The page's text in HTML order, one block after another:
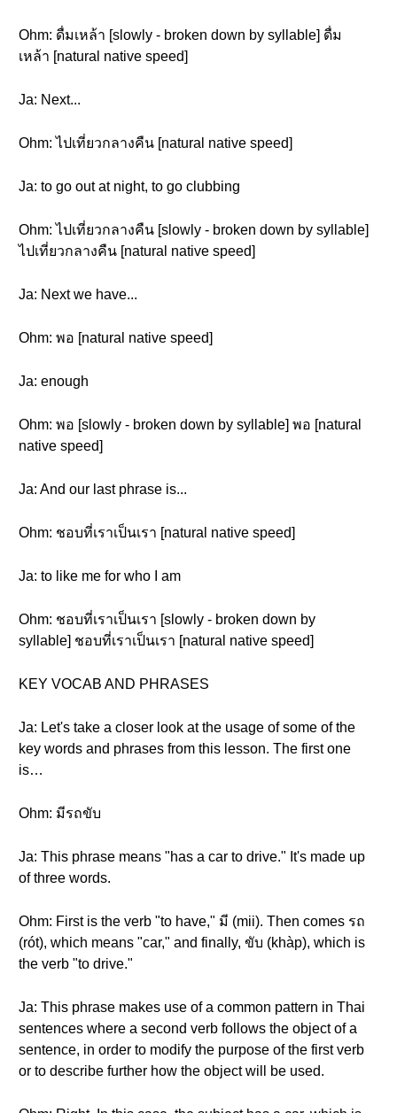
Ohm: ดื่มเหล้า [slowly - broken down by syllable] ดื่ม
เหล้า [natural native speed]
Ja: Next...
Ohm: ไปเที่ยวกลางคืน [natural native speed]
Ja: to go out at night, to go clubbing
Ohm: ไปเที่ยวกลางคืน [slowly - broken down by syllable]
ไปเที่ยวกลางคืน [natural native speed]
Ja: Next we have...
Ohm: พอ [natural native speed]
Ja: enough
Ohm: พอ [slowly - broken down by syllable] พอ [natural
native speed]
Ja: And our last phrase is...
Ohm: ชอบที่เราเป็นเรา [natural native speed]
Ja: to like me for who I am
Ohm: ชอบที่เราเป็นเรา [slowly - broken down by
syllable] ชอบที่เราเป็นเรา [natural native speed]
KEY VOCAB AND PHRASES
Ja: Let's take a closer look at the usage of some of the
key words and phrases from this lesson. The first one
is…
Ohm: มีรถขับ
Ja: This phrase means "has a car to drive." It's made up
of three words.
Ohm: First is the verb "to have," มี (mii). Then comes รถ
(rót), which means "car," and finally, ขับ (khàp), which is
the verb "to drive."
Ja: This phrase makes use of a common pattern in Thai
sentences where a second verb follows the object of a
sentence, in order to modify the purpose of the first verb
or to describe further how the object will be used.